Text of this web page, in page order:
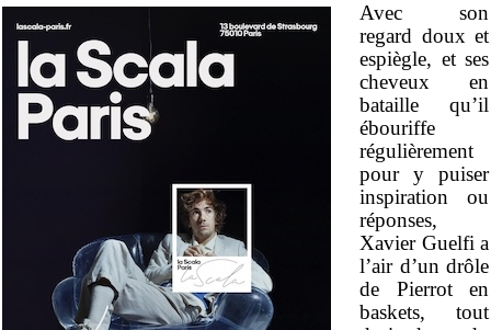
Avec son
regard doux et
espiègle, et ses
cheveux en
bataille qu’il
ébouriffe
régulièrement
pour y puiser
inspiration ou
réponses,
Xavier Guelfi a
l’air d’un drôle
de Pierrot en
baskets, tout